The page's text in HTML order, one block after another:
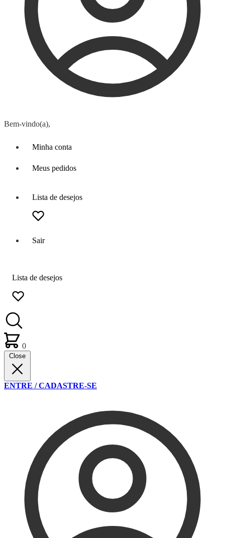
Bem-vindo(a),
Minha conta
Meus pedidos
Lista de desejos
Sair
Lista de desejos
0
Close
ENTRE / CADASTRE-SE